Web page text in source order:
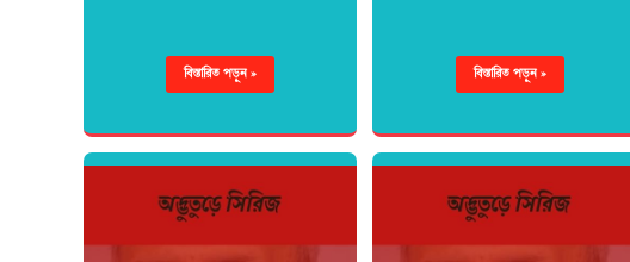
বিস্তারিত পড়ুন » বিস্তারিত পড়ুন »